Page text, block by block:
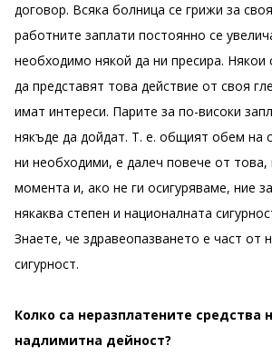
договор. Всяка болница се грижи за
работните заплати постоянно се
необходимо някой да ни пресира. Някои
да представят това действие от своя
имат интереси. Парите за по-високи
някъде да дойдат. Т. е. общият обем на
ни необходими, е далеч повече от
момента и, ако не ги осигуряваме, ние
някаква степен и националната
Знаете, че здравеопазването е част от
сигурност.
Колко са неразплатените средства
надлимитна дейност?